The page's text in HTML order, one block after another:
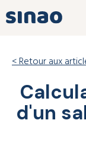
< Retour aux
d'un